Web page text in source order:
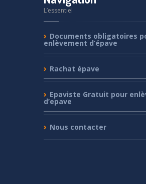
L’essentiel
Documents obligatoires
enlèvement d’épave
Rachat épave
Epaviste Gratuit pour
d’epave
Nous contacter